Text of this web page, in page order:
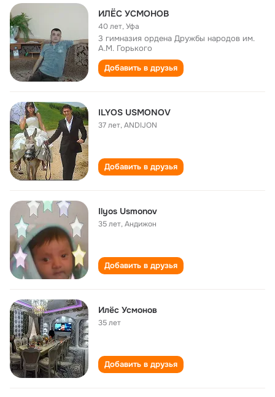
ИЛЁС УСМОНОВ
40 лет,Уфа
3 гимназия ордена Дружбы народов им.
А.М. Горького
Добавить в друзья
ILYOS USMONOV
37 лет,ANDIJON
Добавить в друзья
Ilyos Usmonov
35 лет,Андижон
Добавить в друзья
Илёс Усмонов
35 лет
Добавить в друзья